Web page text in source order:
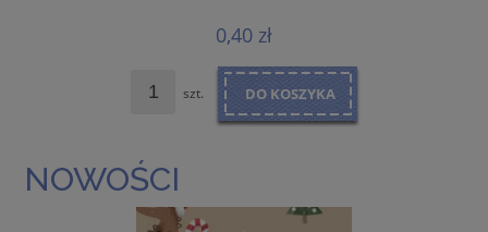
0,40 zł
szt. DO KOSZYKA
NOWOŚCI